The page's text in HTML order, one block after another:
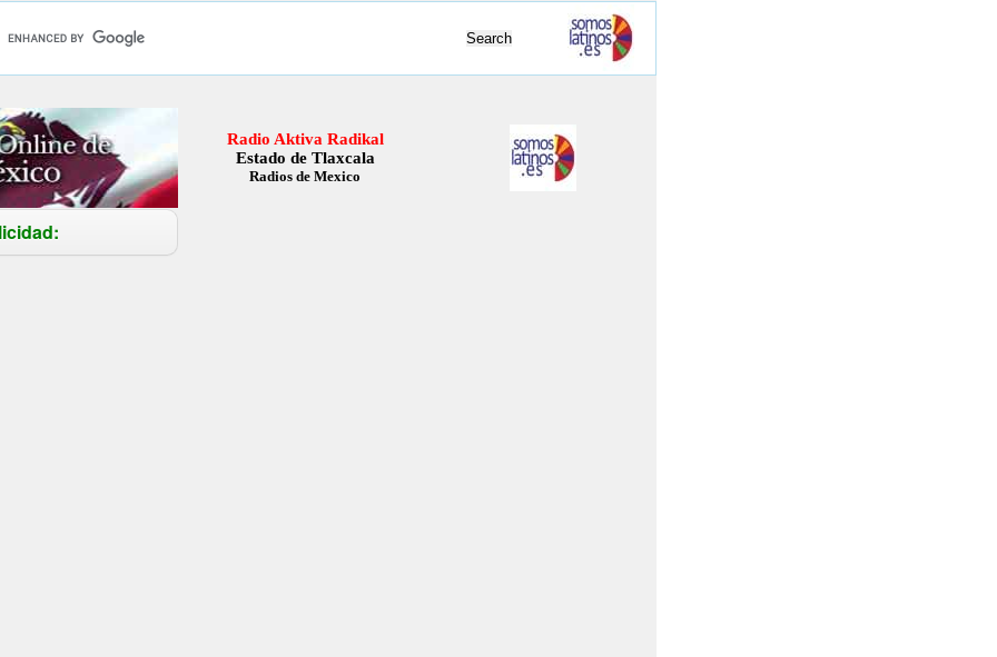
Radio Aktiva Radikal
Estado de Tlaxcala
Radios de Mexico